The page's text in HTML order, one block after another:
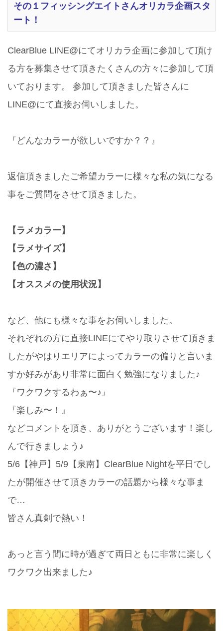
その１フィッシングエイトさんオリカラ企画スタ
ート！
ClearBlue LINE@にてオリカラ企画に参加して頂け
る方を募集させて頂きたくさんの方々に参加して頂
いております。 参加して頂きました皆さんに
LINE@にて直接お伺いしました。
『どんなカラーが欲しいですか？？』
返信頂きましたご希望カラーに様々な私の気になる
事をご質問をさせて頂きました。
【ラメカラー】
【ラメサイズ】
【色の濃さ】
【オススメの使用状況】
など、他にも様々な事をお伺いしました。
それぞれの方に直接LINEにてやり取りさせて頂きま
したがやはりエリアによってカラーの偏りと言いま
すか好みがあり非常に面白く勉強になりました♪
『ワクワクするわぁ〜♪』
『楽しみ〜！』
などコメントを頂き、ありがとうございます！楽し
んで行きましょう♪
5/6【神戸】5/9【泉南】ClearBlue Nightを平日でし
たが開催させて頂きカラーの話題から様々な事ま
で…
皆さん真剣で熱い！
あっと言う間に時が過ぎて両日ともに非常に楽しく
ワクワク出来ました♪